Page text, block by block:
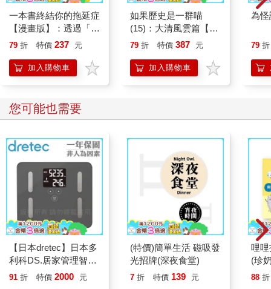
的讚美之詞。
在上述兩種自尊低落的人格裡，查理布朗類型相較於露西類型，
通常來得更加討喜。當然，因為他人的憐憫而獲得愛慕不是件理
想的事，但這還是比因為咄咄逼人而獲得的結果好。
透過讓我們了解自己的價值，好朋友可以幫助我們克服自卑的感
受。問題在於如何學著分辨真朋友的肺腑之言，以及一般人隨口
給出的評論。透過社交取得的資訊不一定可信。在我們的文化
事，不論真假。
是在客套呢？ 聽好了，如果有個不喜歡你的人說了你的好話，那
這些話是可信的，這種類型的稱讚也會讓你感到開心。
一本書終結你的拖延症
【漫畫版】：透過「小
行動」打開大腦的行動
「行動派」的37個科
學方法
79 折 特價 237 元
加入購物車
如果歷史是一群喵
(15)：大清風雲篇【萌
貓漫畫學歷史】
79 折 特價 387 元
加入購物車
為怪
79 折
您可能也需要
【日本dretec】日本多
利科DS.居家管理智能
四合一體重體脂計-珊
91 折 特價 2000 元
(特價)簡單生活 磁吸發
光招牌(深夜食堂)
7 折 特價 139 元
哩
(珍
88 折